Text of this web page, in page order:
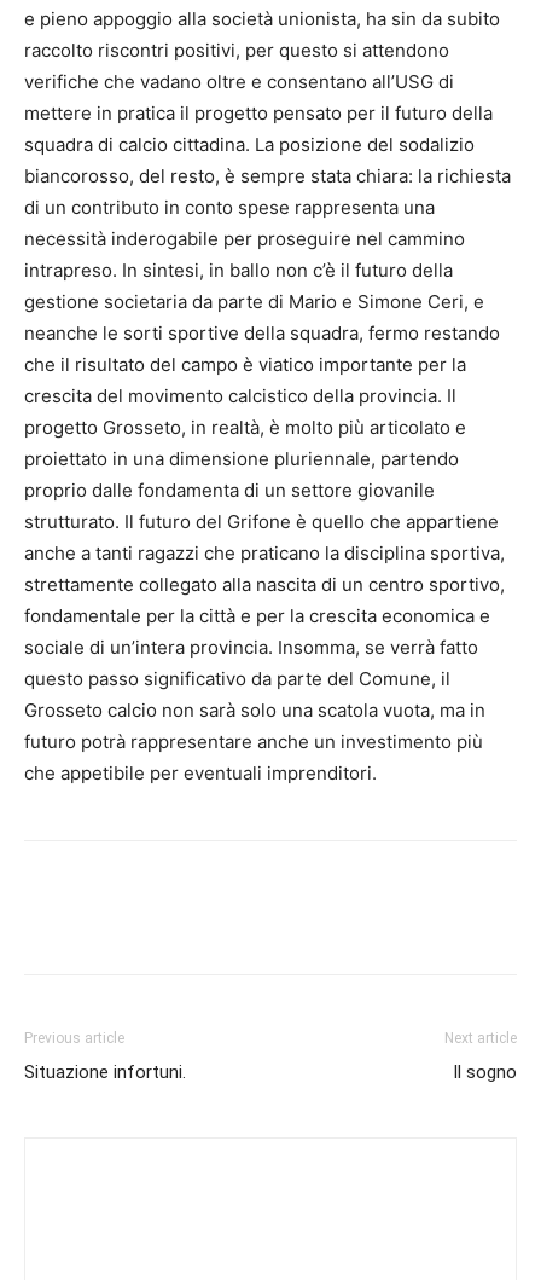
e pieno appoggio alla società unionista, ha sin da subito
raccolto riscontri positivi, per questo si attendono
verifiche che vadano oltre e consentano all’USG di
mettere in pratica il progetto pensato per il futuro della
squadra di calcio cittadina. La posizione del sodalizio
biancorosso, del resto, è sempre stata chiara: la richiesta
di un contributo in conto spese rappresenta una
necessità inderogabile per proseguire nel cammino
intrapreso. In sintesi, in ballo non c’è il futuro della
gestione societaria da parte di Mario e Simone Ceri, e
neanche le sorti sportive della squadra, fermo restando
che il risultato del campo è viatico importante per la
crescita del movimento calcistico della provincia. Il
progetto Grosseto, in realtà, è molto più articolato e
proiettato in una dimensione pluriennale, partendo
proprio dalle fondamenta di un settore giovanile
strutturato. Il futuro del Grifone è quello che appartiene
anche a tanti ragazzi che praticano la disciplina sportiva,
strettamente collegato alla nascita di un centro sportivo,
fondamentale per la città e per la crescita economica e
sociale di un’intera provincia. Insomma, se verrà fatto
questo passo significativo da parte del Comune, il
Grosseto calcio non sarà solo una scatola vuota, ma in
futuro potrà rappresentare anche un investimento più
che appetibile per eventuali imprenditori.
Previous article
Situazione infortuni.
Next article
Il sogno